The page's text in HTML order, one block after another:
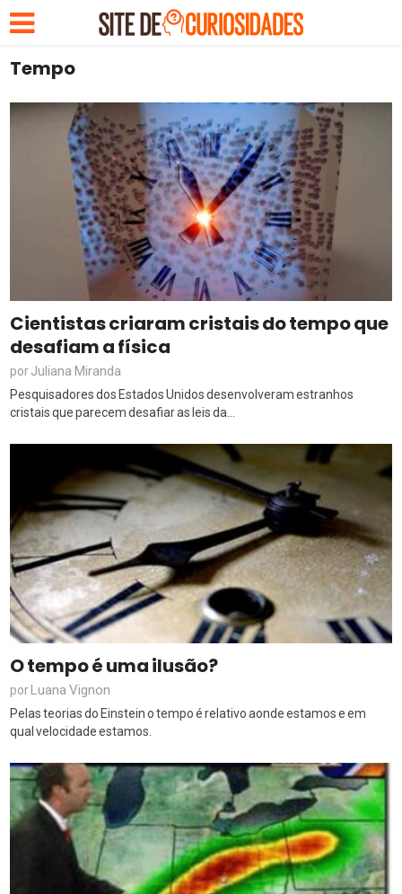
Tempo
Cientistas criaram cristais do tempo que
desafiam a física
porJuliana Miranda
Pesquisadores dos Estados Unidos desenvolveram estranhos
cristais que parecem desafiar as leis da...
O tempo é uma ilusão?
porLuana Vignon
Pelas teorias do Einstein o tempo é relativo aonde estamos e em
qual velocidade estamos.